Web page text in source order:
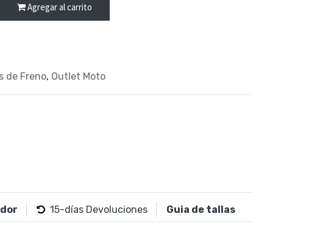
Agregar al carrito
de Freno, Outlet Moto
15-días Devoluciones Guia de tallas